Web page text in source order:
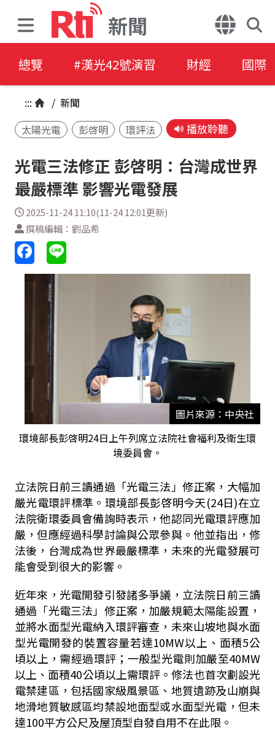
新聞
總覽 #漢光42號演習 財經 國際
::: / 新聞
太陽光電
彭啓明 環評法 播放聆聽
光電三法修正 彭啓明：台灣成世界
最嚴標準 影響光電發展
2025-11-24 11:10(11-24 12:01更新)
撰稿編輯：劉品希
圖片來源：中央社
環境部長彭啓明24日上午列席立法院社會福利及衛生環
境委員會。
立法院日前三讀通過「光電三法」修正案，大幅加
嚴光電環評標準。環境部長彭啓明今天(24日)在立
法院衛環委員會備詢時表示，他認同光電環評應加
嚴，但應經過科學討論與公眾參與。他並指出，修
法後，台灣成為世界最嚴標準，未來的光電發展可
能會受到很大的影響。
近年來，光電開發引發諸多爭議，立法院日前三讀
通過「光電三法」修正案，加嚴規範太陽能設置，
並將水面型光電納入環評審查，未來山坡地與水面
型光電開發的裝置容量若達10MW以上、面積5公
頃以上，需經過環評；一般型光電則加嚴至40MW
以上、面積40公頃以上需環評。修法也首次劃設光
電禁建區，包括國家級風景區、地質遺跡及山崩與
地滑地質敏感區均禁設地面型或水面型光電，但未
達100平方公尺及屋頂型自發自用不在此限。